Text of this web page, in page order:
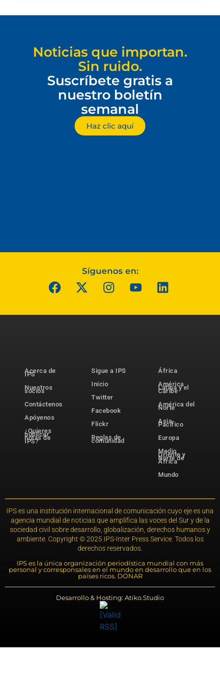
Noticias que importan.
Sin ruido.
Suscríbete gratis a
nuestro boletín
semanal
Haz clic aquí
Síguenos en:
Acerca de
IPS
Nuestros
socios
Contáctenos
Apóyenos
¿Quieres
publicar
notas de
IPS?
Sigue a IPS
Inicio
Twitter
Facebook
Flickr
Reglas de
comunidad
África
América
Latina y el
Caribe
América del
Norte
Asia-
Pacífico
Europa
Medio
Oriente y
Norte de
África
Mundo
IPS es una institución internacional de comunicación cuyo eje es una
agencia mundial de noticias que amplifica las voces del Sur y de la
sociedad civil sobre desarrollo, globalización, derechos humanos y
ambiente. Copyright © 2025 IPS-Inter Press Service. Todos los
derechos reservados.
IPS es la única organización periodística mundial con más
personal y corresponsales en el mundo en desarrollo que en los
países ricos. DONAR
Desarrollo & Hosting: Atiko.Studio